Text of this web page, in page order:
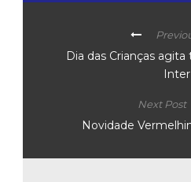
Dia das Crianças agita
Inter
Next Post
Novidade